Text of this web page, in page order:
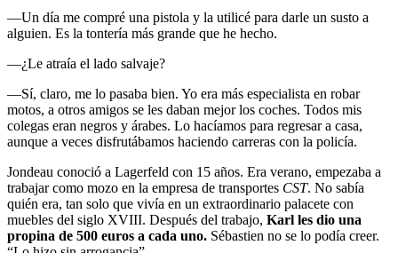
—Un día me compré una pistola y la utilicé para darle un susto a
alguien. Es la tontería más grande que he hecho.
—¿Le atraía el lado salvaje?
—Sí, claro, me lo pasaba bien. Yo era más especialista en robar
motos, a otros amigos se les daban mejor los coches. Todos mis
colegas eran negros y árabes. Lo hacíamos para regresar a casa,
aunque a veces disfrutábamos haciendo carreras con la policía.
Jondeau conoció a Lagerfeld con 15 años. Era verano, empezaba a
trabajar como mozo en la empresa de transportes CST. No sabía
quién era, tan solo que vivía en un extraordinario palacete con
muebles del siglo XVIII. Después del trabajo, Karl les dio una
propina de 500 euros a cada uno. Sébastien no se lo podía creer.